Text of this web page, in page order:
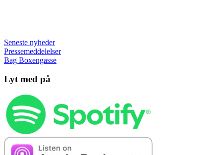
Seneste nyheder
Pressemeddelelser
Bag Boxengasse
Lyt med på